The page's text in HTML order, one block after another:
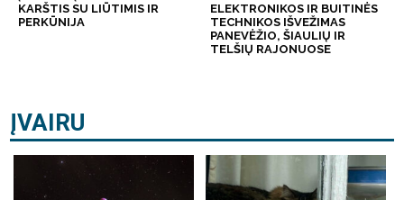
KARŠTIS SU LIŪTIMIS IR
PERKŪNIJA
ELEKTRONIKOS IR BUITINĖS
TECHNIKOS IŠVEŽIMAS
PANEVĖŽIO, ŠIAULIŲ IR
TELŠIŲ RAJONUOSE
ĮVAIRU